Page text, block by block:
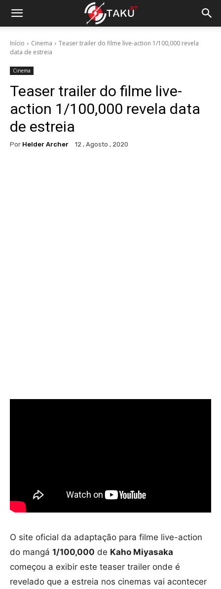
Início Cinema
Teaser trailer do filme live-action 1/100,000 revela
data de estreia
Cinema
Teaser trailer do filme live-
action 1/100,000 revela data
de estreia
Por Helder Archer 12 , Agosto , 2020
O site oficial da adaptação para filme live-action
do mangá 1/100,000 de Kaho Miyasaka
começou a exibir este teaser trailer onde é
revelado que a estreia nos cinemas vai acontecer